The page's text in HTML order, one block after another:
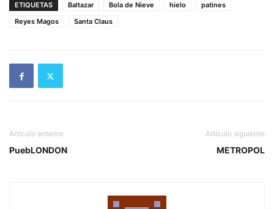
ETIQUETAS Baltazar Bola de Nieve hielo
patines
Reyes Magos
Santa Claus
Artículo anterior
PuebLONDON
Artículo siguiente
METROPOL